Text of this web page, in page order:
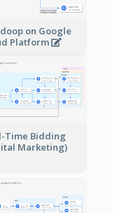
on Google
Platform
Time Bidding
Marketing)